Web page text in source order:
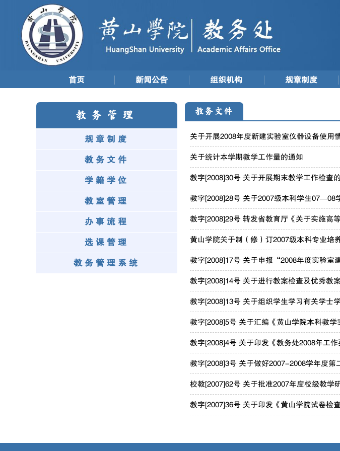
首页 新闻公告 组织机构 规章制度
教务管理
规章制度
教务文件
学籍学位
教室管理
办事流程
选课管理
教务管理系统
教务文件
关于开展2008年度新建实验室仪器设备使用
关于统计本学期教学工作量的通知
教字[2008]30号 关于开展期末教学工作检查
教字[2008]28号 关于2007级本科学生07―08
教字[2008]29号 转发省教育厅《关于实施高
黄山学院关于制（修）订2007级本科专业培
教字[2008]17号 关于申报“2008年度实验室
教字[2008]14号 关于进行教案检查及优秀教
教字[2008]13号 关于组织学生学习有关学士
教字[2008]5号 关于汇编《黄山学院本科教学
教字[2008]4号 关于印发《教务处2008年工
教字[2008]3号 关于做好2007-2008学年度第
校教[2007]62号 关于批准2007年度校级教学
教字[2007]36号 关于印发《黄山学院试卷检